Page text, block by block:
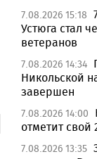
7.08.2026 15:18
Устюга стал
ветеранов
7.08.2026 14:34
Никольской
завершен
7.08.2026 14:00
отметит
7.08.2026 13:35